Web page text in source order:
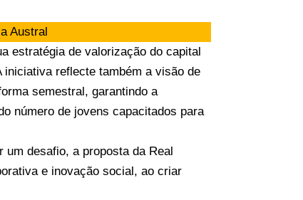
Austral
estratégia de valorização do capital
iniciativa reflecte também a visão de
semestral, garantindo a
número de jovens capacitados para
desafio, a proposta da Real
e inovação social, ao criar